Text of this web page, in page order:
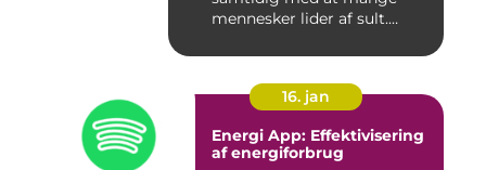
mennesker lider af sult.
16. jan
Energi App: Effektivisering
af energiforbrug